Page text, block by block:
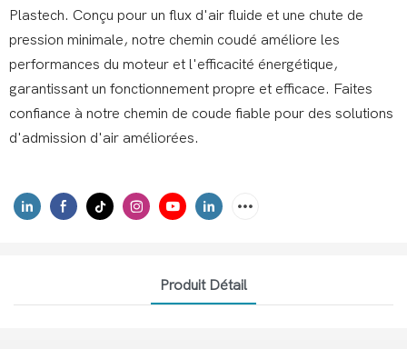
Plastech. Conçu pour un flux d'air fluide et une chute de
pression minimale, notre chemin coudé améliore les
performances du moteur et l'efficacité énergétique,
garantissant un fonctionnement propre et efficace. Faites
confiance à notre chemin de coude fiable pour des solutions
d'admission d'air améliorées.
Produit Détail